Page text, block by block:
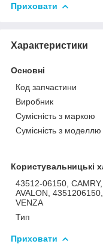
Приховати
Характеристики
Основні
Код запчастини
Виробник
Сумісність з маркою
Сумісність з моделлю
Користувальницькі
43512-06150, CAMRY,
AVALON, 4351206150,
VENZA
Тип
Приховати